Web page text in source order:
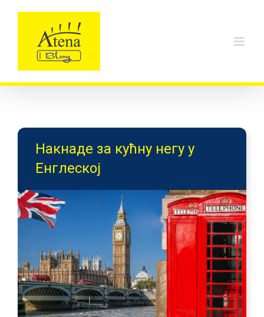
Накнаде за кућну негу у
Енглеској